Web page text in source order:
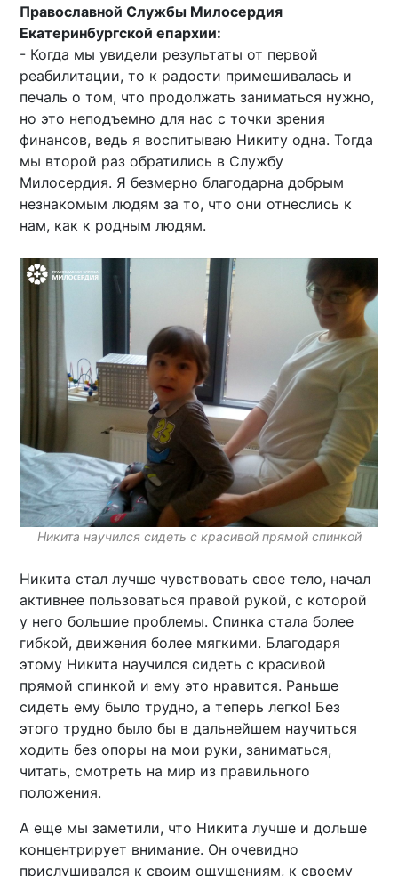
Православной Службы Милосердия
Екатеринбургской епархии:
- Когда мы увидели результаты от первой
реабилитации, то к радости примешивалась и
печаль о том, что продолжать заниматься нужно,
но это неподъемно для нас с точки зрения
финансов, ведь я воспитываю Никиту одна. Тогда
мы второй раз обратились в Службу
Милосердия. Я безмерно благодарна добрым
незнакомым людям за то, что они отнеслись к
нам, как к родным людям.
Никита научился сидеть с красивой прямой спинкой
Никита стал лучше чувствовать свое тело, начал
активнее пользоваться правой рукой, с которой
у него большие проблемы. Спинка стала более
гибкой, движения более мягкими. Благодаря
этому Никита научился сидеть с красивой
прямой спинкой и ему это нравится. Раньше
сидеть ему было трудно, а теперь легко! Без
этого трудно было бы в дальнейшем научиться
ходить без опоры на мои руки, заниматься,
читать, смотреть на мир из правильного
положения.
А еще мы заметили, что Никита лучше и дольше
концентрирует внимание. Он очевидно
прислушивался к своим ощущениям, к своему